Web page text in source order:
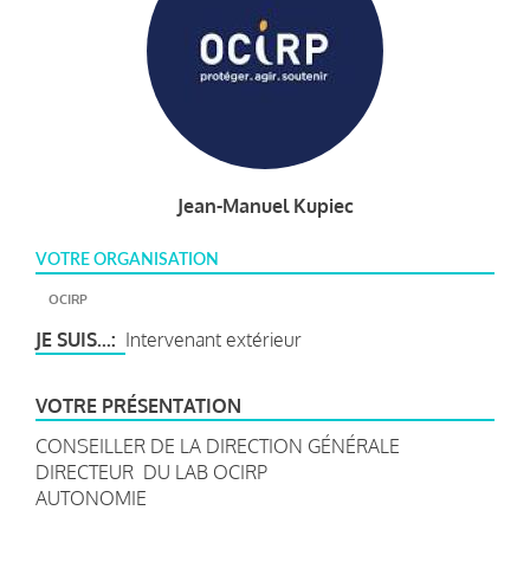
Jean-Manuel Kupiec
VOTRE ORGANISATION
OCIRP
JE SUIS... Intervenant extérieur
VOTRE PRÉSENTATION
CONSEILLER DE LA DIRECTION GÉNÉRALE
DIRECTEUR DU LAB OCIRP
AUTONOMIE